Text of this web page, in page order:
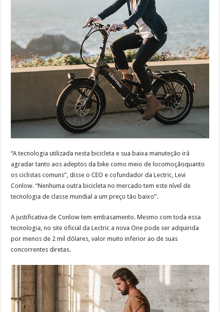
“A tecnologia utilizada nesta bicicleta e sua baixa manuteção irá
agradar tanto aos adeptos da bike como meio de locomoçãoquanto
os ciclistas comuns”, disse o CEO e cofundador da Lectric, Levi
Conlow. “Nenhuma outra bicicleta no mercado tem este nível de
tecnologia de classe mundial a um preço tão baixo”.
A justificativa de Conlow tem embasamento. Mesmo com toda essa
tecnologia, no site oficial da Lectric a nova One pode ser adquirida
por menos de 2 mil dólares, valor muito inferior ao de suas
concorrentes diretas.